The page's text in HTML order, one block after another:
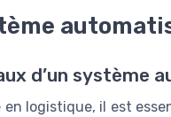
d’un système
logistique, il est